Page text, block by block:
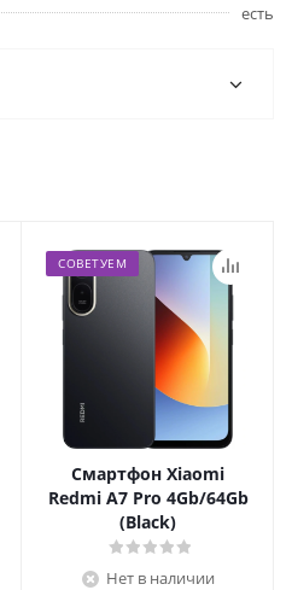
есть
СОВЕТУЕМ
Смартфон Xiaomi
Redmi A7 Pro 4Gb/64Gb
(Black)
Нет в наличии